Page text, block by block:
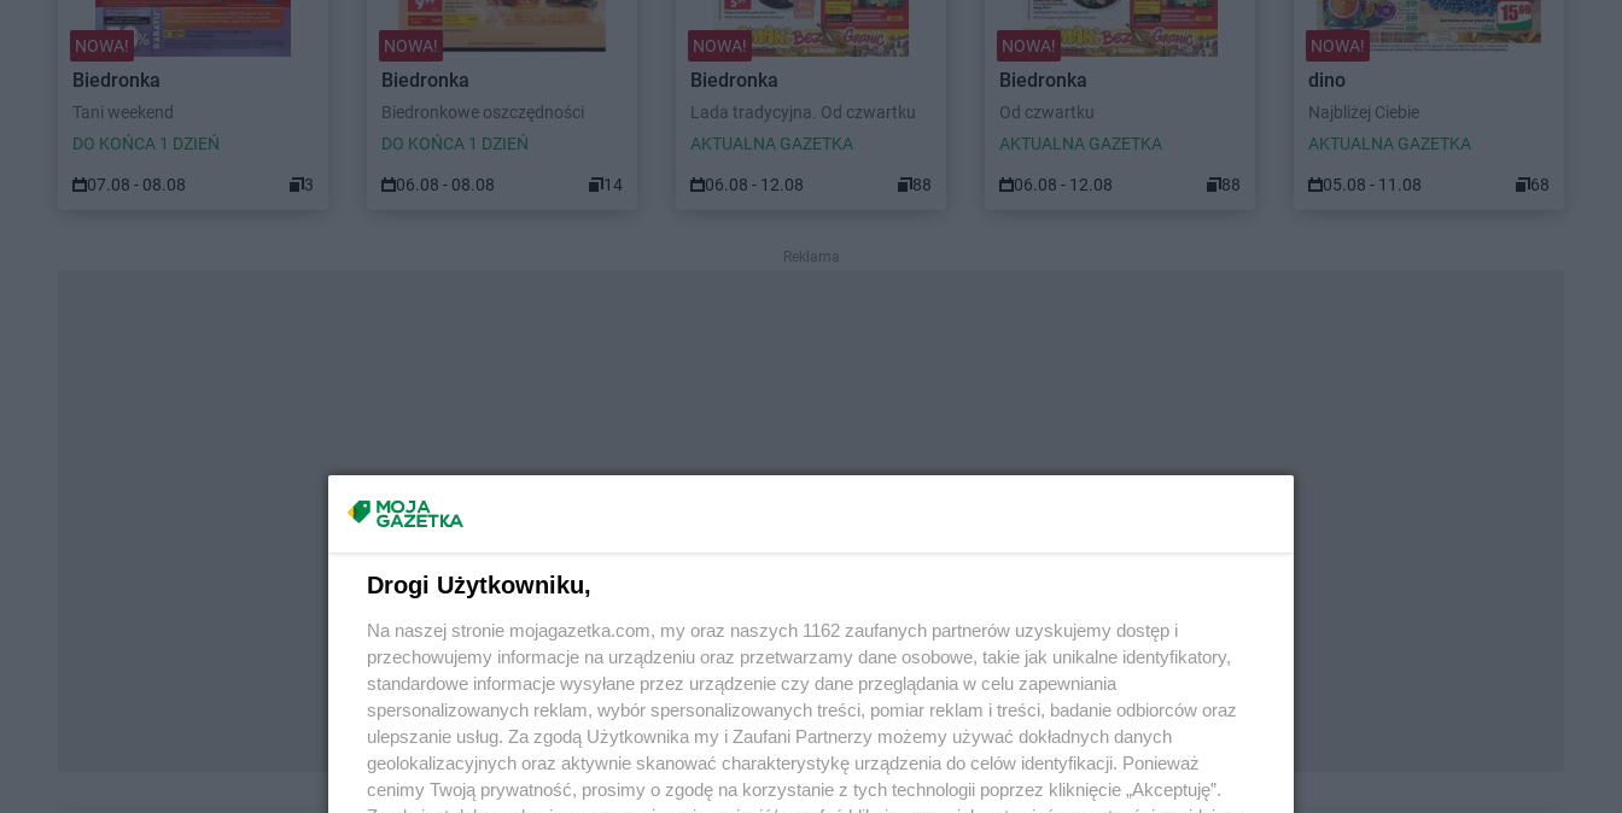
NOWA!
Biedronka
Tani weekend
DO KOŃCA 1 DZIEŃ
07.08 - 08.08 3
NOWA!
Biedronka
Biedronkowe oszczędności
DO KOŃCA 1 DZIEŃ
06.08 - 08.08 14
NOWA!
Biedronka
Lada tradycyjna. Od czwartku
AKTUALNA GAZETKA
06.08 - 12.08 88
NOWA!
Biedronka
Od czwartku
AKTUALNA GAZETKA
06.08 - 12.08 88
NOWA!
dino
Najbliżej Ciebie
AKTUALNA GAZETKA
05.08 - 11.08 68
Reklama
Drogi Użytkowniku,
Na naszej stronie mojagazetka.com, my oraz naszych 1162 zaufanych partnerów uzyskujemy dostęp i
przechowujemy informacje na urządzeniu oraz przetwarzamy dane osobowe, takie jak unikalne identyfikatory,
standardowe informacje wysyłane przez urządzenie czy dane przeglądania w celu zapewniania
spersonalizowanych reklam, wybór spersonalizowanych treści, pomiar reklam i treści, badanie odbiorców oraz
ulepszanie usług. Za zgodą Użytkownika my i Zaufani Partnerzy możemy używać dokładnych danych
geolokalizacyjnych oraz aktywnie skanować charakterystykę urządzenia do celów identyfikacji. Ponieważ
cenimy Twoją prywatność, prosimy o zgodę na korzystanie z tych technologii poprzez kliknięcie „Akceptuję”.